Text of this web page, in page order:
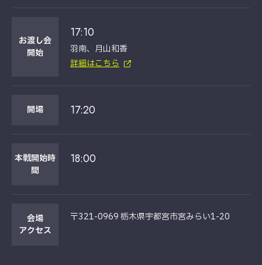
お渡し会
開始
17:10
羽南、月山和香
詳細はこちら
開場 17:20
本戦開始時
間
18:00
会場
アクセス
〒321-0969 栃木県宇都宮市宮みらい1-20